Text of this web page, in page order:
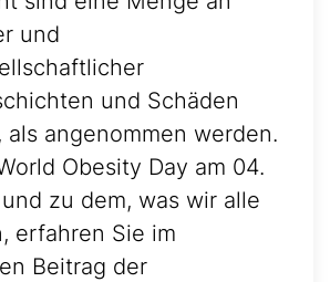
und
und Schäden
als angenommen werden.
Obesity Day am 04.
zu dem, was wir alle
erfahren Sie im
Beitrag der